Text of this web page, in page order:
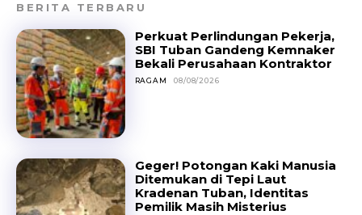
BERITA TERBARU
Perkuat Perlindungan Pekerja,
SBI Tuban Gandeng Kemnaker
Bekali Perusahaan Kontraktor
RAGAM 08/08/2026
Geger! Potongan Kaki Manusia
Ditemukan di Tepi Laut
Kradenan Tuban, Identitas
Pemilik Masih Misterius